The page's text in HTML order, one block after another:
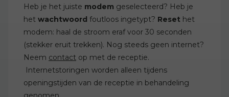
Heb je het juiste modem geselecteerd? Heb je
het wachtwoord foutloos ingetypt? Reset het
modem: haal de stroom eraf voor 30 seconden
(stekker eruit trekken). Nog steeds geen internet?
Neem contact op met de receptie.
Internetstoringen worden alleen tijdens
openingstijden van de receptie in behandeling